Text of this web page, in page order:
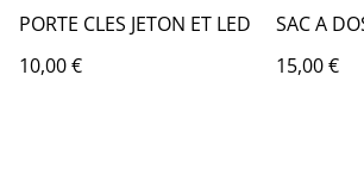
PORTE CLES JETON ET LED
10,00 €
SAC A
15,00 €